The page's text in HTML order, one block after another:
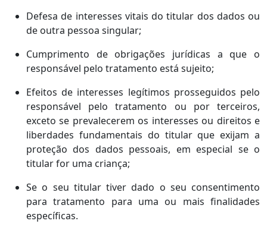
Defesa de interesses vitais do titular dos dados ou
de outra pessoa singular;
Cumprimento de obrigações jurídicas a que o
responsável pelo tratamento está sujeito;
Efeitos de interesses legítimos prosseguidos pelo
responsável pelo tratamento ou por terceiros,
exceto se prevalecerem os interesses ou direitos e
liberdades fundamentais do titular que exijam a
proteção dos dados pessoais, em especial se o
titular for uma criança;
Se o seu titular tiver dado o seu consentimento
para tratamento para uma ou mais finalidades
específicas.